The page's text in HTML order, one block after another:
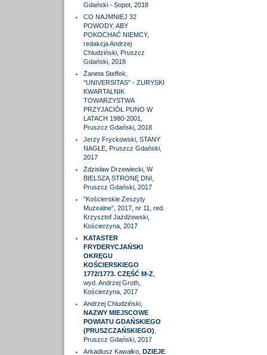
Gdański - Sopot, 2018
CO NAJMNIEJ 32
POWODY, ABY
POKOCHAĆ NIEMCY,
redakcja Andrzej
Chludziński, Pruszcz
Gdański, 2018
Żaneta Steffek,
"UNIVERSITAS" - ZURYSKI
KWARTALNIK
TOWARZYSTWA
PRZYJACIÓŁ PUNO W
LATACH 1980-2001,
Pruszcz Gdański, 2018
Jerzy Fryckowski, STANY
NAGŁE, Pruszcz Gdański,
2017
Zdzisław Drzewiecki, W
BIELSZĄ STRONĘ DNI,
Pruszcz Gdański, 2017
"Kościerskie Zeszyty
Muzealne", 2017, nr 11, red.
Krzysztof Jażdżewski,
Kościerzyna, 2017
KATASTER
FRYDERYCJAŃSKI
OKRĘGU
KOŚCIERSKIEGO
1772/1773. CZĘŚĆ M-Z,
wyd. Andrzej Groth,
Kościerzyna, 2017
Andrzej Chludziński,
NAZWY MIEJSCOWE
POWIATU GDAŃSKIEGO
(PRUSZCZAŃSKIEGO)
Pruszcz Gdański, 2017
Arkadiusz Kawałko, DZIEJE